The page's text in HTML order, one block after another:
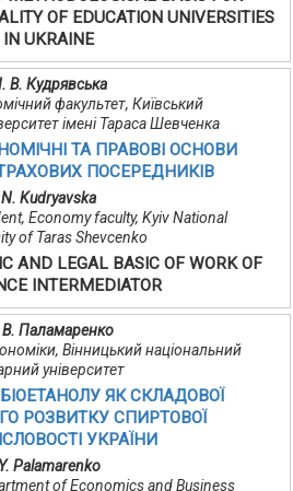
OF EDUCATION UNIVERSITIES
IN UKRAINE
В. Кудрявська
факультет, Київський
імені Тараса Шевченка
ТА ПРАВОВІ ОСНОВИ
ПОСЕРЕДНИКІВ
N. Kudryavska
Economy faculty, Kyiv National
of Taras Shevcenko
AND LEGAL BASIC OF WORK OF
INTERMEDIATOR
Паламаренко
Вінницький національний
університет
ЯК СКЛАДОВОЇ
РОЗВИТКУ СПИРТОВОЇ
УКРАЇНИ
Y. Palamarenko
of Economics and Business